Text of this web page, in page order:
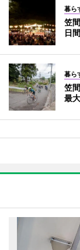
暮ら
笠
日
暮ら
笠
最